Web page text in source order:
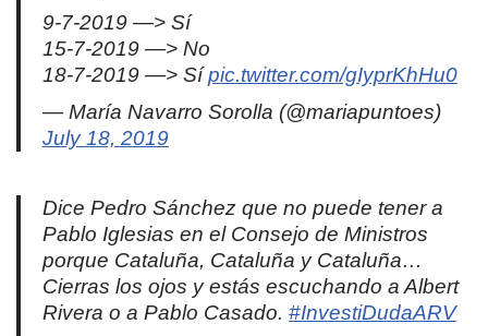
9-7-2019 —> Sí
15-7-2019 —> No
18-7-2019 —> Sípic.twitter.com/gIyprKhHu0
— María Navarro Sorolla (@mariapuntoes)
July 18, 2019
Dice Pedro Sánchez que no puede tener a
Pablo Iglesias en el Consejo de Ministros
porque Cataluña, Cataluña y Cataluña…
Cierras los ojos y estás escuchando a Albert
Rivera o a Pablo Casado. #InvestiDudaARV